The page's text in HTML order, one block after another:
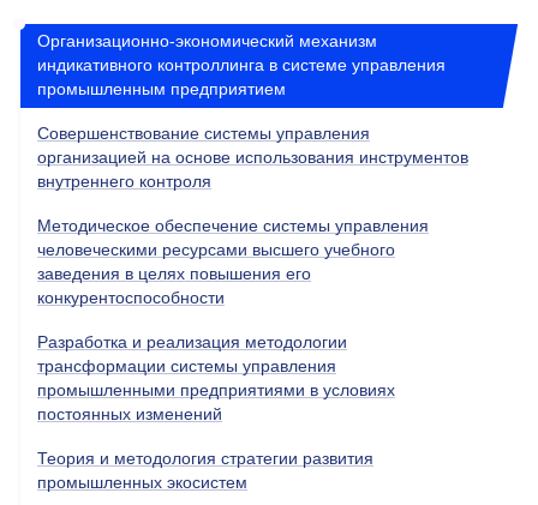
Организационно-экономический механизм
индикативного контроллинга в системе управления
промышленным предприятием
Совершенствование системы управления
организацией на основе использования инструментов
внутреннего контроля
Методическое обеспечение системы управления
человеческими ресурсами высшего учебного
заведения в целях повышения его
конкурентоспособности
Разработка и реализация методологии
трансформации системы управления
промышленными предприятиями в условиях
постоянных изменений
Теория и методология стратегии развития
промышленных экосистем